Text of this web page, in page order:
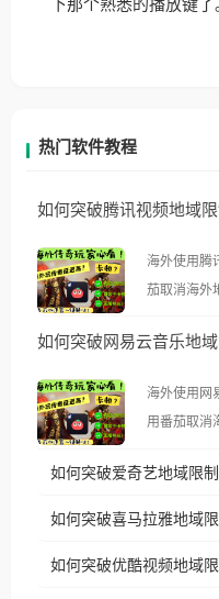
下那个熟悉的播放键了
热门软件教程
如何突破腾讯视频地域
海外使用腾
茄取消海外地区限制。 当在
示语。 海外用户如香港、澳门、台湾、美国、加拿
像其他音乐
仅能在中国大陆地区播
台湾、美国
权限制所困
如何突破网易云音乐地
海外使用网
用番茄取消海外地区
播放”的提示语。 海外用户如香港、澳
制问题，且仅能
如何突破爱奇艺地域限制
如何突破喜马拉雅地域
如何突破优酷视频地域